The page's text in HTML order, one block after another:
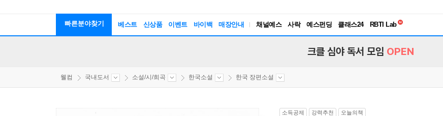
빠른분야찾기 베스트 신상품 이벤트 바이백 매장안내 채널예스 사락 예스펀딩 클래스24
RBTI Lab
독서유형검사
크클 심야 독서 모임 OPEN
웰컴 국내도서 소설/시/희곡 한국소설 한국 장편소설
소득공제 강력추천 오늘의책